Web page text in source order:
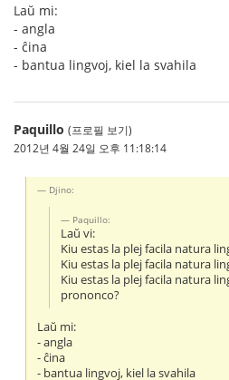
Laŭ mi:
- angla
- ĉina
- bantua lingvoj, kiel la svahila
Paquillo (프로필 보기)
2012년 4월 24일 오후 11:18:14
Djino:
Paquillo:
Laŭ vi:
Kiu estas la plej facila natura
Kiu estas la plej facila natura
Kiu estas la plej facila natura
prononco?
Laŭ mi:
- angla
- ĉina
- bantua lingvoj, kiel la svahila